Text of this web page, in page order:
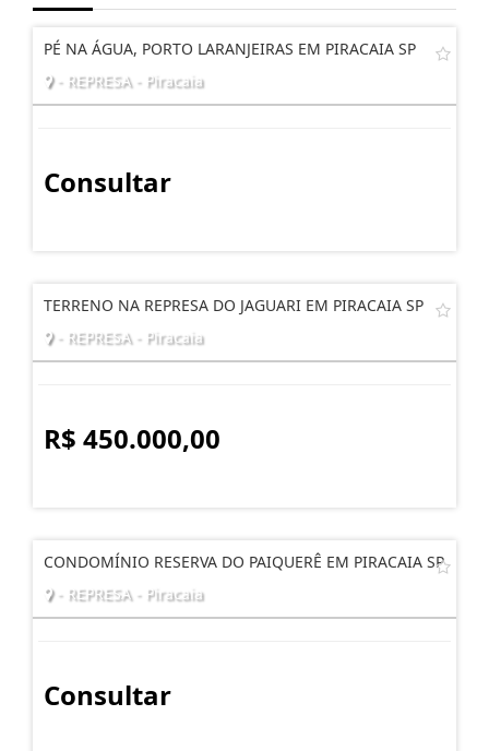
PÉ NA ÁGUA, PORTO LARANJEIRAS EM PIRACAIA SP
- REPRESA - Piracaia
Consultar
TERRENO NA REPRESA DO JAGUARI EM PIRACAIA SP
- REPRESA - Piracaia
R$ 450.000,00
CONDOMÍNIO RESERVA DO PAIQUERÊ EM PIRACAIA SP
- REPRESA - Piracaia
Consultar